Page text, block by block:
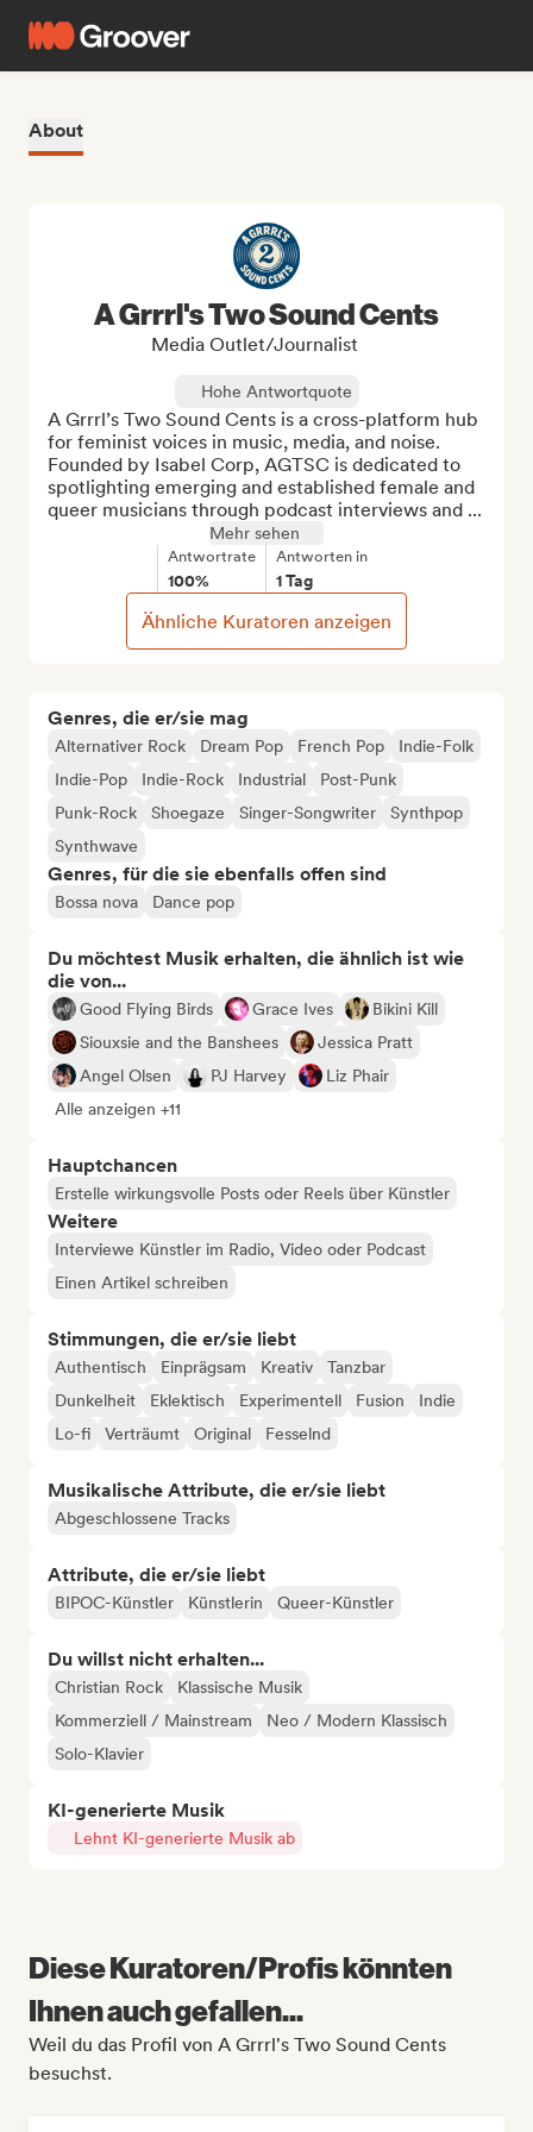
About
Genres, die er/sie mag
Alternativer Rock Dream Pop French Pop
Indie-Folk
Indie-Pop
Indie-Rock Industrial
Post-Punk
Punk-Rock
Shoegaze Singer-Songwriter
Synthpop
Synthwave
Genres, für die sie ebenfalls offen sind
Bossa nova Dance pop
Du möchtest Musik erhalten, die ähnlich ist wie
die von...
Good Flying Birds Grace Ives
Bikini Kill
Siouxsie and the Banshees
Jessica Pratt
Angel Olsen
PJ Harvey
Liz Phair
Alle anzeigen +11
Hauptchancen
Erstelle wirkungsvolle Posts oder Reels über Künstler
Weitere
Interviewe Künstler im Radio, Video oder Podcast
Einen Artikel schreiben
Stimmungen, die er/sie liebt
Authentisch Einprägsam Kreativ
Tanzbar
Dunkelheit
Eklektisch Experimentell Fusion
Indie
Lo-fi
Verträumt Original Fesselnd
Musikalische Attribute, die er/sie liebt
Abgeschlossene Tracks
Attribute, die er/sie liebt
BIPOC-Künstler Künstlerin Queer-Künstler
Du willst nicht erhalten...
Christian Rock
Klassische Musik
Kommerziell / Mainstream
Neo / Modern Klassisch
Solo-Klavier
KI-generierte Musik
Lehnt KI-generierte Musik ab
A Grrrl's Two Sound Cents
Media Outlet/Journalist
Hohe Antwortquote
A Grrrl’s Two Sound Cents is a cross-platform hub
for feminist voices in music, media, and noise.
Founded by Isabel Corp, AGTSC is dedicated to
spotlighting emerging and established female and
queer musicians through podcast interviews and ...
Mehr sehen
Antwortrate
100%
Antworten in
1 Tag
Ähnliche Kuratoren anzeigen
Diese Kuratoren/Profis könnten
Ihnen auch gefallen...
Weil du das Profil von A Grrrl's Two Sound Cents
besuchst.